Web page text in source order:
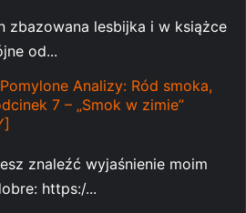
zbazowana lesbijka i w książce
od...
Pomylone Analizy: Ród smoka,
7 – „Smok w zimie”
znaleźć wyjaśnienie moim
https:/...